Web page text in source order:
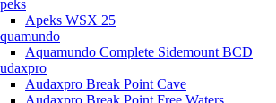
Apeks WSX 25
Aquamundo Complete Sidemount BCD
Audaxpro Break Point Cave